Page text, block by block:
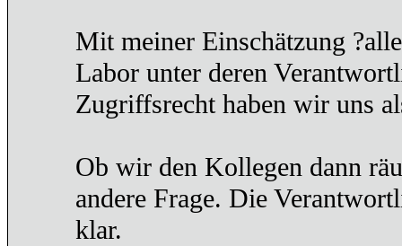
Mit meiner Einschätzung
Labor unter deren
Zugriffsrecht haben wir uns
Ob wir den Kollegen dann
andere Frage. Die
klar.